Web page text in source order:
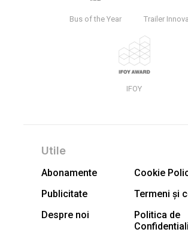
Bus of the Year Trailer
IFOY
Utile
Abonamente
Cookie
Publicitate
Termeni și
Despre noi
Politica de